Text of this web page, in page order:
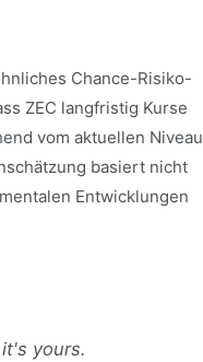
Chance-Risiko-
ZEC langfristig Kurse
vom aktuellen Niveau
basiert nicht
Entwicklungen
yours.